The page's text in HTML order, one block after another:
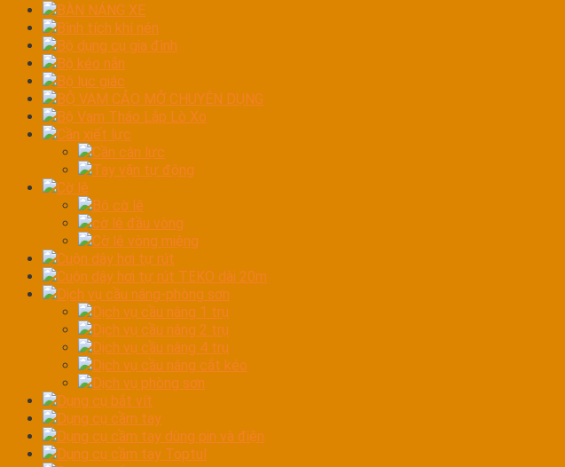
BÀN NÁNG XE
Bình tích khí nén
Bộ dụng cụ gia đình
Bộ kéo nắn
Bộ lục giác
BỘ VAM CẢO MỞ CHUYÊN DỤNG
Bộ Vam Tháo Lắp Lò Xo
Cần xiết lực
Cần cân lực
Tay vặn tự động
Cờ lê
Bộ cờ lê
cờ lê đầu vòng
Cờ lê vòng miệng
Cuộn dây hơi tự rút
Cuộn dây hơi tự rút TEKO dài 20m
Dịch vụ cầu nâng-phòng sơn
Dịch vụ cầu nâng 1 trụ
Dịch vụ cầu nâng 2 trụ
Dịch vụ cầu nâng 4 trụ
Dịch vụ cầu nâng cắt kéo
Dịch vụ phòng sơn
Dụng cụ bắt vít
Dụng cụ cầm tay
Dụng cụ cầm tay dùng pin và điện
Dụng cụ cầm tay Toptul